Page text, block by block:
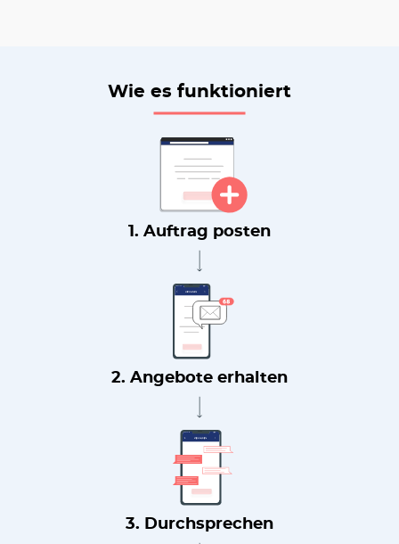
Wie es funktioniert
1. Auftrag posten
2. Angebote erhalten
3. Durchsprechen